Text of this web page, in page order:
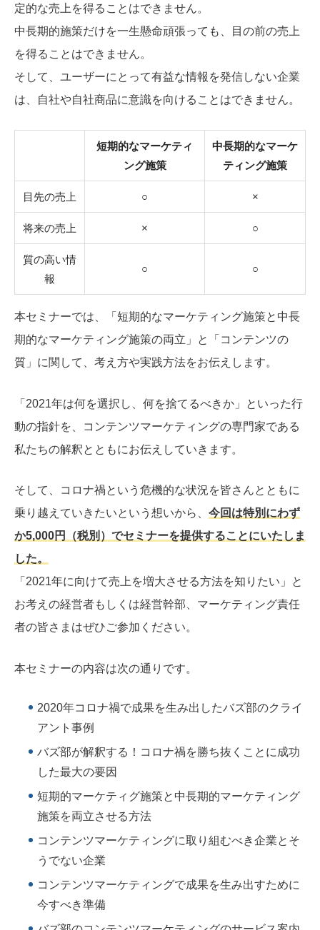
定的な売上を得ることはできません。
中長期的施策だけを一生懸命頑張っても、目の前の売上
を得ることはできません。
そして、ユーザーにとって有益な情報を発信しない企業
は、自社や自社商品に意識を向けることはできません。
短期的なマーケティ
ング施策
中長期的なマーケ
ティング施策
目先の売上 ○ ×
将来の売上 × ○
質の高い情
報
○ ○
本セミナーでは、「短期的なマーケティング施策と中長
期的なマーケティング施策の両立」と「コンテンツの
質」に関して、考え方や実践方法をお伝えします。
「2021年は何を選択し、何を捨てるべきか」といった行
動の指針を、コンテンツマーケティングの専門家である
私たちの解釈とともにお伝えしていきます。
そして、コロナ禍という危機的な状況を皆さんとともに
乗り越えていきたいという想いから、 今回は特別にわず
か5,000円（税別）でセミナーを提供することにいたしま
した。
「2021年に向けて売上を増大させる方法を知りたい」と
お考えの経営者もしくは経営幹部、マーケティング責任
者の皆さまはぜひご参加ください。
本セミナーの内容は次の通りです。
2020年コロナ禍で成果を生み出したバズ部のクライ
アント事例
バズ部が解釈する！コロナ禍を勝ち抜くことに成功
した最大の要因
短期的マーケティグ施策と中長期的マーケティング
施策を両立させる方法
コンテンツマーケティングに取り組むべき企業とそ
うでない企業
コンテンツマーケティングで成果を生み出すために
今すべき準備